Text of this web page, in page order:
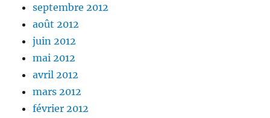
septembre 2012
août 2012
juin 2012
mai 2012
avril 2012
mars 2012
février 2012